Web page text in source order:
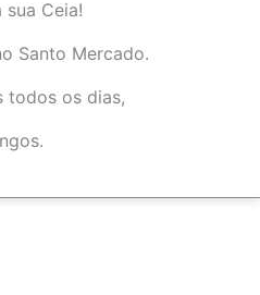
Ceia!
Santo Mercado.
todos os dias,